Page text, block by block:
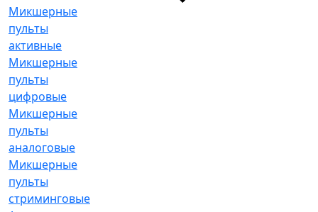
Микшерные
пульты
активные
Микшерные
пульты
цифровые
Микшерные
пульты
аналоговые
Микшерные
пульты
стриминговые